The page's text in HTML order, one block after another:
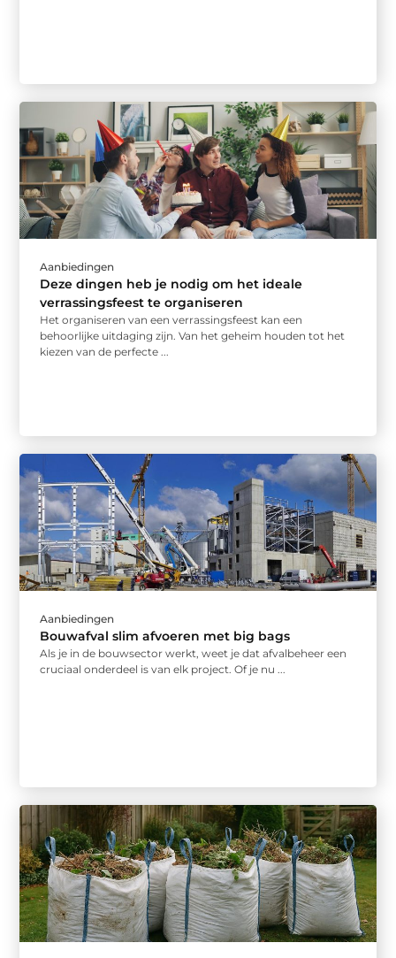
Aanbiedingen
Deze dingen heb je nodig om het ideale
verrassingsfeest te organiseren
Het organiseren van een verrassingsfeest kan een
behoorlijke uitdaging zijn. Van het geheim houden tot het
kiezen van de perfecte ...
Aanbiedingen
Bouwafval slim afvoeren met big bags
Als je in de bouwsector werkt, weet je dat afvalbeheer een
cruciaal onderdeel is van elk project. Of je nu ...